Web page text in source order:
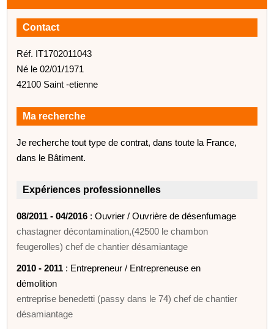
Contact
Réf. IT1702011043
Né le 02/01/1971
42100 Saint -etienne
Ma recherche
Je recherche tout type de contrat, dans toute la France,
dans le Bâtiment.
Expériences professionnelles
08/2011 - 04/2016 : Ouvrier / Ouvrière de désenfumage
chastagner décontamination,(42500 le chambon
feugerolles) chef de chantier désamiantage
2010 - 2011 : Entrepreneur / Entrepreneuse en
démolition
entreprise benedetti (passy dans le 74) chef de chantier
désamiantage